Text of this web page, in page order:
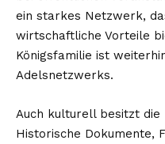
ein starkes Netzwerk,
wirtschaftliche Vorteile
Königsfamilie ist
Adelsnetzwerks.
Auch kulturell besitzt die
Historische Dokumente,